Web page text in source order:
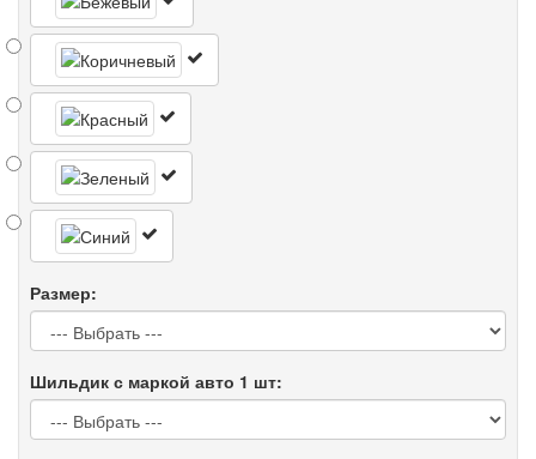
Размер:
Шильдик с маркой авто 1 шт: